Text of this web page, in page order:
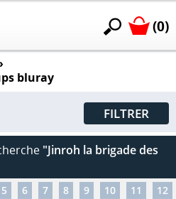
(0)
bluray
FILTRER
"Jinroh la brigade des
5 6 7 8 9 10 11
12